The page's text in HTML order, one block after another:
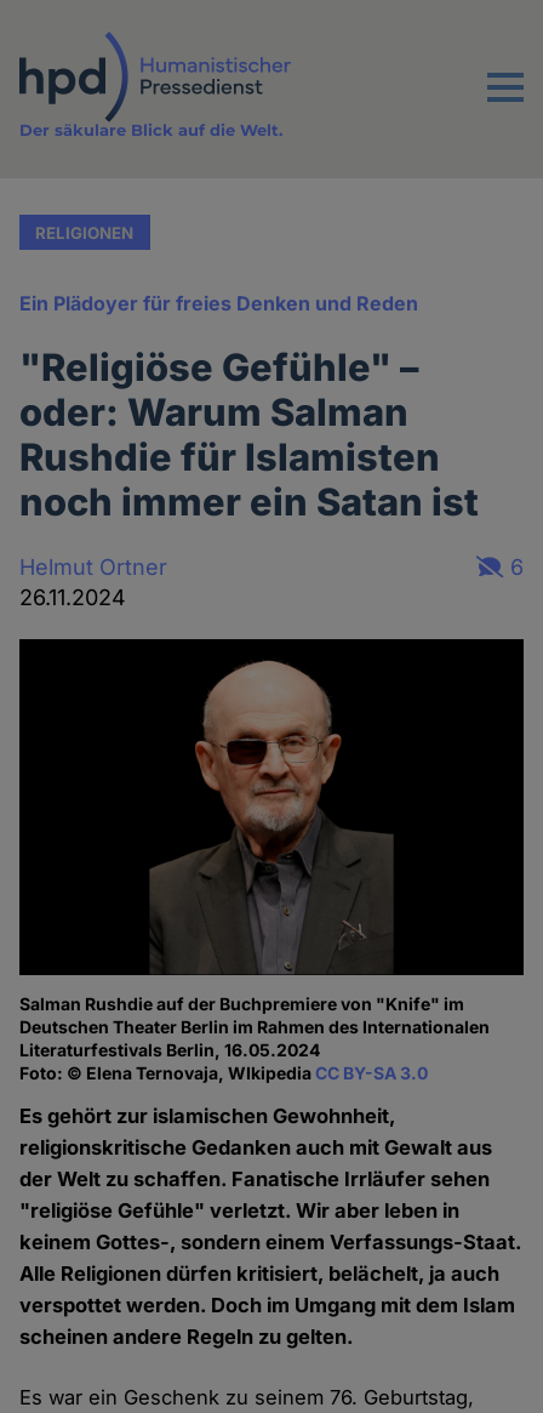
Inhalt
Menu
Der säkulare Blick auf die Welt.
RELIGIONEN
Ein Plädoyer für freies Denken und Reden
"Religiöse Gefühle" –
oder: Warum Salman
Rushdie für Islamisten
noch immer ein Satan ist
Helmut Ortner
26.11.2024
6
Salman Rushdie auf der Buchpremiere von "Knife" im
Deutschen Theater Berlin im Rahmen des Internationalen
Literaturfestivals Berlin, 16.05.2024
Foto: © Elena Ternovaja, WIkipediaCC BY-SA 3.0
Es gehört zur islamischen Gewohnheit,
religionskritische Gedanken auch mit Gewalt aus
der Welt zu schaffen. Fanatische Irrläufer sehen
"religiöse Gefühle" verletzt. Wir aber leben in
keinem Gottes-, sondern einem Verfassungs-Staat.
Alle Religionen dürfen kritisiert, belächelt, ja auch
verspottet werden. Doch im Umgang mit dem Islam
scheinen andere Regeln zu gelten.
Es war ein Geschenk zu seinem 76. Geburtstag,